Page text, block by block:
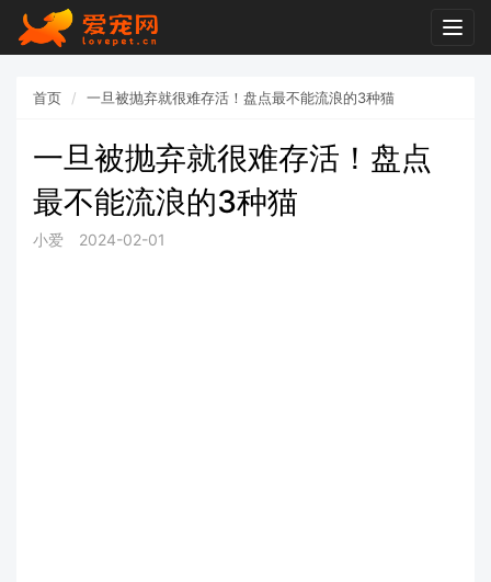
首页 一旦被抛弃就很难存活！盘点最不能流浪的3种猫
一旦被抛弃就很难存活！盘点
最不能流浪的3种猫
小爱 2024-02-01